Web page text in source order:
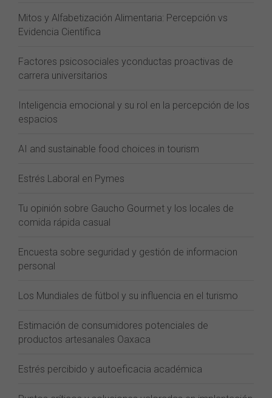
Mitos y Alfabetización Alimentaria: Percepción vs
Evidencia Científica
Factores psicosociales yconductas proactivas de
carrera universitarios
Inteligencia emocional y su rol en la percepción de los
espacios
AI and sustainable food choices in tourism
Estrés Laboral en Pymes
Tu opinión sobre Gaucho Gourmet y los locales de
comida rápida casual
Encuesta sobre seguridad y gestión de informacion
personal
Los Mundiales de fútbol y su influencia en el turismo
Estimación de consumidores potenciales de
productos artesanales Oaxaca
Estrés percibido y autoeficacia académica